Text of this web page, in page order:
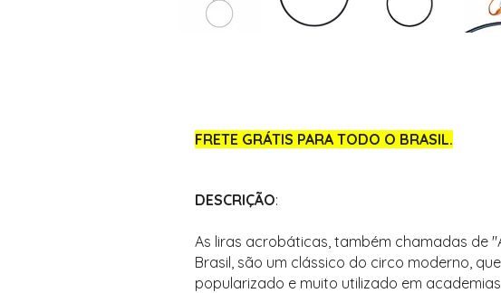
FRETE GRÁTIS PARA TODO O BRASIL.
DESCRIÇÃO:
As liras acrobáticas, também chamadas de
Brasil, são um clássico do circo moderno,
popularizado e muito utilizado em